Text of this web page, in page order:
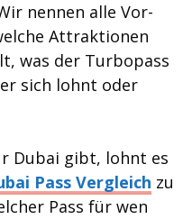
nennen alle Vor-
Attraktionen
was der Turbopass
sich lohnt oder
Dubai gibt, lohnt es
Pass Vergleich zu
Pass für wen